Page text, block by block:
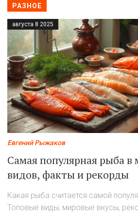
РАЗНОЕ
августа 8 2025
Евгений Рыжаков
Самая популярная рыба в
видов, факты и рекорды
Какая рыба считается самой
Топовые виды, мировые вкусы,